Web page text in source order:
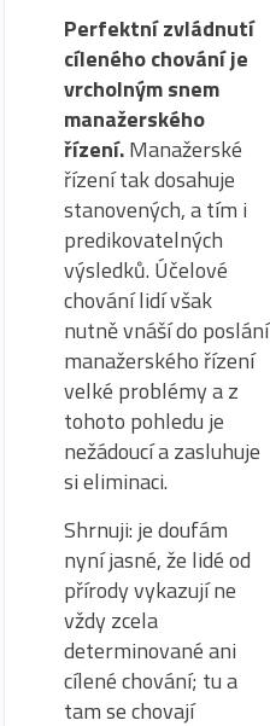
Perfektní zvládnutí
cíleného chování je
vrcholným snem
manažerského
řízení.Manažerské
řízení tak dosahuje
stanovených, a tím i
predikovatelných
výsledků. Účelové
chování lidí však
nutně vnáší do poslání
manažerského řízení
velké problémy a z
tohoto pohledu je
nežádoucí a zasluhuje
si eliminaci.
Shrnuji: je doufám
nyní jasné, že lidé od
přírody vykazují ne
vždy zcela
determinované ani
cílené chování; tu a
tam se chovají